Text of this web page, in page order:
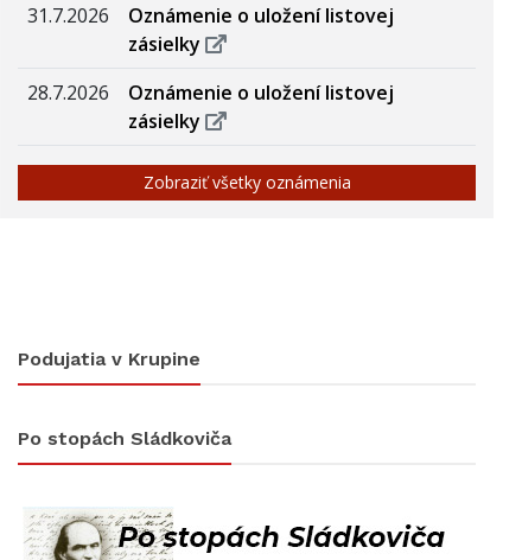
31.7.2026
Oznámenie o uložení listovej
zásielky
28.7.2026
Oznámenie o uložení listovej
zásielky
Zobraziť všetky oznámenia
Podujatia v Krupine
Po stopách Sládkoviča